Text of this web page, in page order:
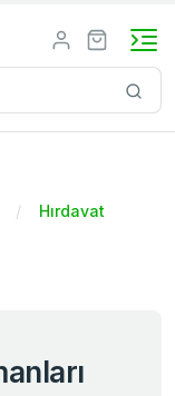
Hırdavat